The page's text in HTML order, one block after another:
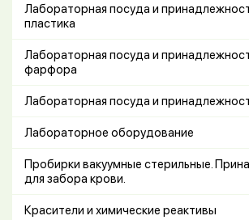
Лабораторная посуда и
пластика
Лабораторная посуда и
фарфора
Лабораторная посуда и
Лабораторное оборудование
Пробирки вакуумные стерильные.
для забора крови.
Красители и химические реактивы